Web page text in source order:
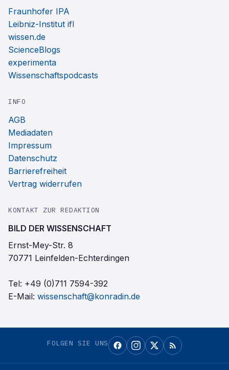
Fraunhofer IPA
Leibniz-Institut ifl
wissen.de
ScienceBlogs
experimenta
Wissenschaftspodcasts
INFO
AGB
Mediadaten
Impressum
Datenschutz
Barrierefreiheit
Vertrag widerrufen
KONTAKT ZUR REDAKTION
BILD DER WISSENSCHAFT
Ernst-Mey-Str. 8
70771 Leinfelden-Echterdingen
Tel: +49 (0)711 7594-392
E-Mail: wissenschaft@konradin.de
FOLGEN SIE UNS